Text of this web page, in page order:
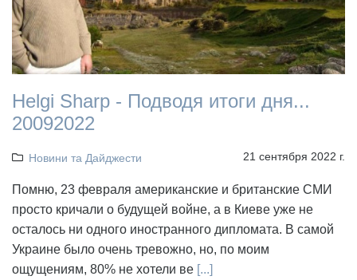
Helgi Sharp - Подводя итоги дня...
20092022
Новини та Дайджести 21 сентября 2022 г.
Помню, 23 февраля американские и британские СМИ
просто кричали о будущей войне, а в Киеве уже не
осталось ни одного иностранного дипломата. В самой
Украине было очень тревожно, но, по моим
ощущениям, 80% не хотели ве [...]